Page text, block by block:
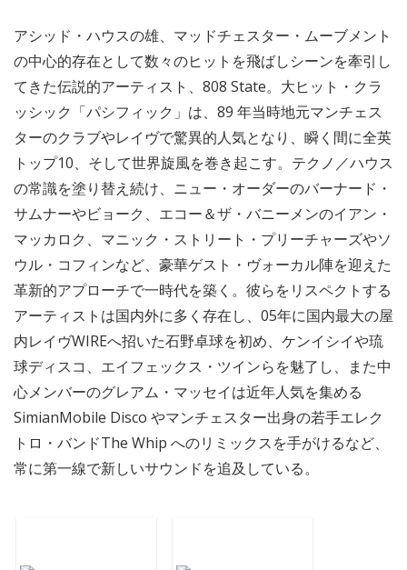
アシッド・ハウスの雄、マッドチェスター・ムーブメント
の中心的存在として数々のヒットを飛ばしシーンを牽引し
てきた伝説的アーティスト、808 State。大ヒット・クラ
ッシック「パシフィック」は、89 年当時地元マンチェス
ターのクラブやレイヴで驚異的人気となり、瞬く間に全英
トップ10、そして世界旋風を巻き起こす。テクノ／ハウス
の常識を塗り替え続け、ニュー・オーダーのバーナード・
サムナーやビョーク、エコー＆ザ・バニーメンのイアン・
マッカロク、マニック・ストリート・プリーチャーズやソ
ウル・コフィンなど、豪華ゲスト・ヴォーカル陣を迎えた
革新的アプローチで一時代を築く。彼らをリスペクトする
アーティストは国内外に多く存在し、05年に国内最大の屋
内レイヴWIREへ招いた石野卓球を初め、ケンイシイや琉
球ディスコ、エイフェックス・ツインらを魅了し、また中
心メンバーのグレアム・マッセイは近年人気を集める
SimianMobile Disco やマンチェスター出身の若手エレク
トロ・バンドThe Whip へのリミックスを手がけるなど、
常に第一線で新しいサウンドを追及している。